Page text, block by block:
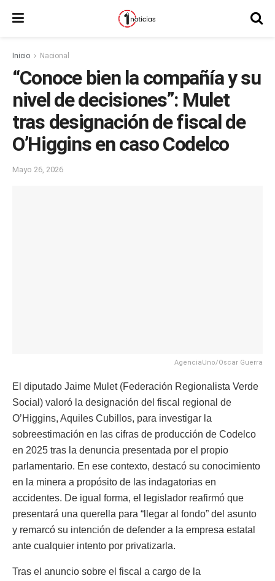
Inicio Nacional
“Conoce bien la compañía y su
nivel de decisiones”: Mulet
tras designación de fiscal de
O’Higgins en caso Codelco
Mayo 26, 2026
AgenciaUno/Oscar Guerra
El diputado Jaime Mulet (Federación Regionalista Verde
Social) valoró la designación del fiscal regional de
O’Higgins, Aquiles Cubillos, para investigar la
sobreestimación en las cifras de producción de Codelco
en 2025 tras la denuncia presentada por el propio
parlamentario. En ese contexto, destacó su conocimiento
en la minera a propósito de las indagatorias en
accidentes. De igual forma, el legislador reafirmó que
presentará una querella para “llegar al fondo” del asunto
y remarcó su intención de defender a la empresa estatal
ante cualquier intento por privatizarla.
Tras el anuncio sobre el fiscal a cargo de la